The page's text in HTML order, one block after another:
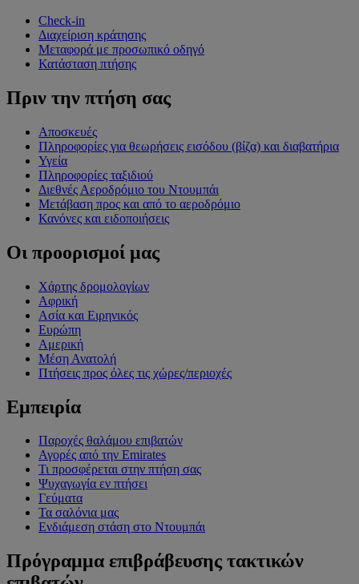
Check-in
Διαχείριση κράτησης
Μεταφορά με προσωπικό οδηγό
Κατάσταση πτήσης
Πριν την πτήση σας
Αποσκευές
Πληροφορίες για θεωρήσεις εισόδου (βίζα) και διαβατήρια
Υγεία
Πληροφορίες ταξιδιού
Διεθνές Αεροδρόμιο του Ντουμπάι
Μετάβαση προς και από το αεροδρόμιο
Κανόνες και ειδοποιήσεις
Οι προορισμοί μας
Χάρτης δρομολογίων
Αφρική
Ασία και Ειρηνικός
Ευρώπη
Αμερική
Μέση Ανατολή
Πτήσεις προς όλες τις χώρες/περιοχές
Εμπειρία
Παροχές θαλάμου επιβατών
Αγορές από την Emirates
Τι προσφέρεται στην πτήση σας
Ψυχαγωγία εν πτήσει
Γεύματα
Τα σαλόνια μας
Ενδιάμεση στάση στο Ντουμπάι
Πρόγραμμα επιβράβευσης τακτικών